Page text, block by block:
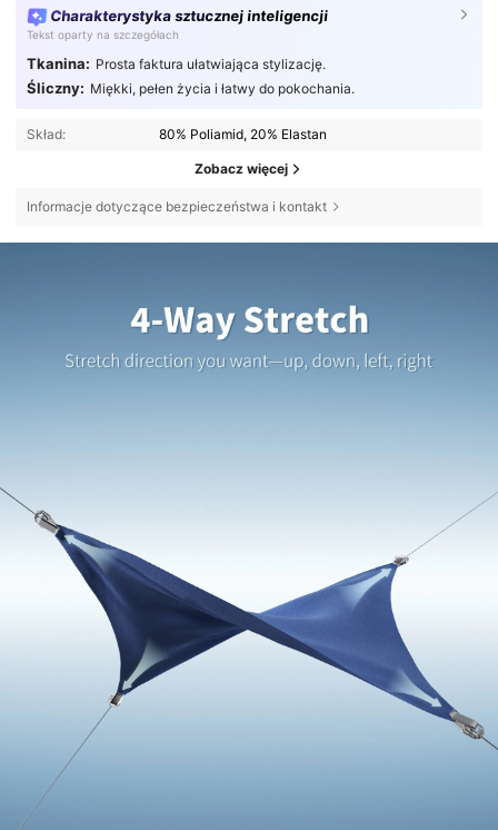
Charakterystyka sztucznej inteligencji
Tekst oparty na szczegółach
Tkanina: Prosta faktura ułatwiająca stylizację.
Śliczny: Miękki, pełen życia i łatwy do pokochania.
Skład: 80% Poliamid, 20% Elastan
Zobacz więcej
Informacje dotyczące bezpieczeństwa i kontakt